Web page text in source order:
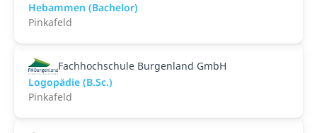
Hebammen (Bachelor)
Pinkafeld
Fachhochschule Burgenland GmbH
Logopädie (B.Sc.)
Pinkafeld